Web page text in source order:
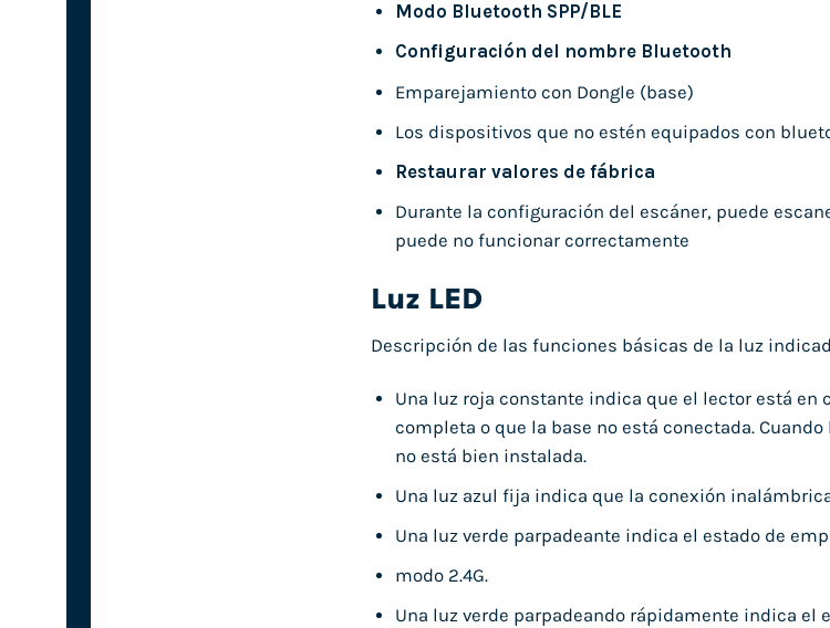
Modo Bluetooth SPP/BLE
Configuración del nombre Bluetooth
Emparejamiento con Dongle (base)
Los dispositivos que no estén equipados con
Restaurar valores de fábrica
Durante la configuración del escáner, puede
puede no funcionar correctamente
Luz LED
Descripción de las funciones básicas de la luz
Una luz roja constante indica que el lector está en
completa o que la base no está conectada.
no está bien instalada.
Una luz azul fija indica que la conexión
Una luz verde parpadeante indica el estado de
modo 2.4G.
Una luz verde parpadeando rápidamente indica el